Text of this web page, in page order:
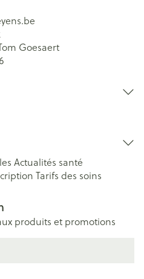
Goesaert
Actualités santé
Tarifs des soins
produits et promotions